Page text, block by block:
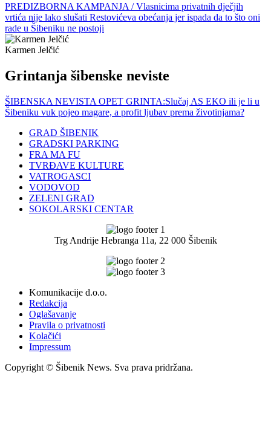
PREDIZBORNA KAMPANJA / Vlasnicima privatnih dječjih
vrtića nije lako slušati Restovićeva obećanja jer ispada da to što oni
rade u Šibeniku ne postoji
Karmen Jelčić
Grintanja šibenske neviste
ŠIBENSKA NEVISTA OPET GRINTA:Slučaj AS EKO ili je li u
Šibeniku vuk pojeo magare, a profit ljubav prema životinjama?
GRAD ŠIBENIK
GRADSKI PARKING
FRA MA FU
TVRĐAVE KULTURE
VATROGASCI
VODOVOD
ZELENI GRAD
SOKOLARSKI CENTAR
Trg Andrije Hebranga 11a, 22 000 Šibenik
Komunikacije d.o.o.
Redakcija
Oglašavanje
Pravila o privatnosti
Kolačići
Impressum
Copyright © Šibenik News. Sva prava pridržana.